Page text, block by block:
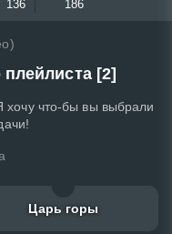
136 186
[2]
хочу что-бы вы выбрали
Царь горы